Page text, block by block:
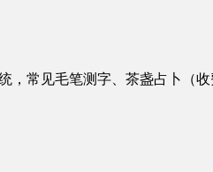
常见毛笔测字、茶盏占卜（收